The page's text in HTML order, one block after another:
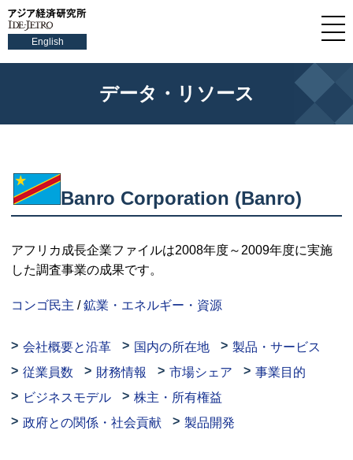
English
データ・リソース
Banro Corporation (Banro)
アフリカ成長企業ファイルは2008年度～2009年度に実施
した調査事業の成果です。
コンゴ民主 /鉱業・エネルギー・資源
会社概要と沿革 国内の所在地
製品・サービス
従業員数
財務情報 市場シェア
事業目的
ビジネスモデル
株主・所有権益
政府との関係・社会貢献
製品開発